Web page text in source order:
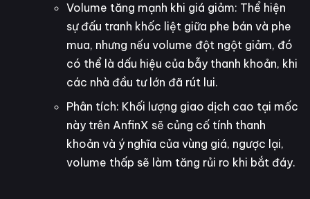
Volume tăng mạnh khi giá giảm: Thể hiện
sự đấu tranh khốc liệt giữa phe bán và phe
mua, nhưng nếu volume đột ngột giảm, đó
có thể là dấu hiệu của bẫy thanh khoản, khi
các nhà đầu tư lớn đã rút lui.
Phân tích: Khối lượng giao dịch cao tại mốc
này trên AnfinX sẽ củng cố tính thanh
khoản và ý nghĩa của vùng giá, ngược lại,
volume thấp sẽ làm tăng rủi ro khi bắt đáy.